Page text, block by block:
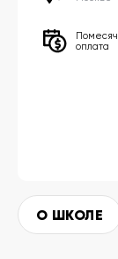
оплата
О ШКОЛЕ